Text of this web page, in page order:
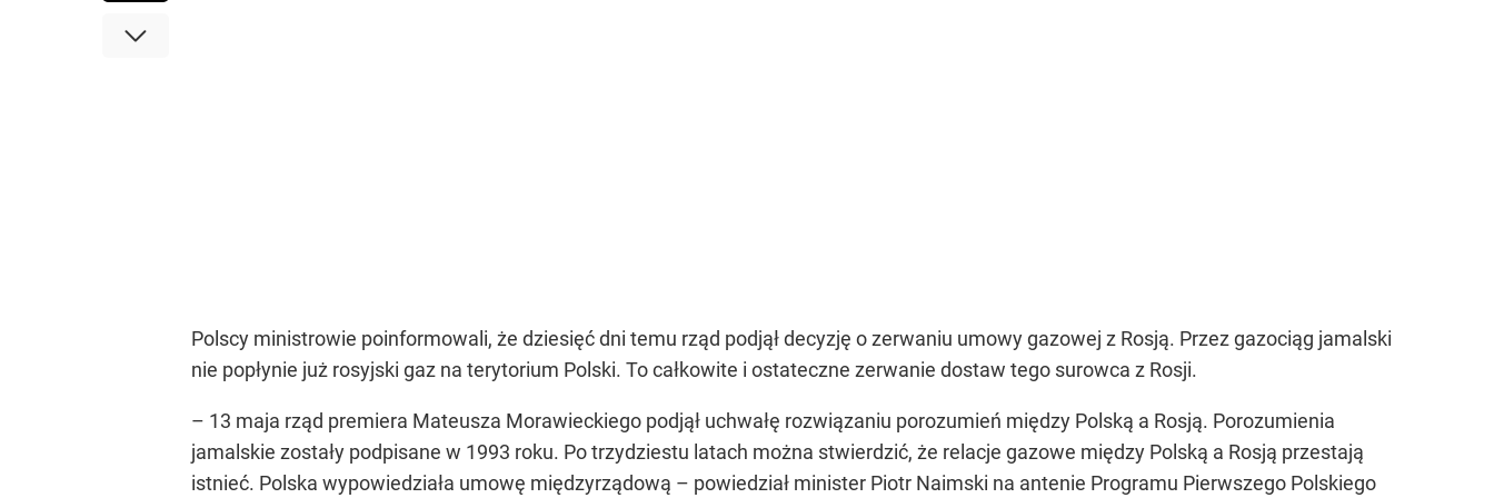
Polscy ministrowie poinformowali, że dziesięć dni temu rząd podjął decyzję o zerwaniu umowy gazowej z Rosją. Przez gazociąg jamalski
nie popłynie już rosyjski gaz na terytorium Polski. To całkowite i ostateczne zerwanie dostaw tego surowca z Rosji.
– 13 maja rząd premiera Mateusza Morawieckiego podjął uchwałę rozwiązaniu porozumień między Polską a Rosją. Porozumienia
jamalskie zostały podpisane w 1993 roku. Po trzydziestu latach można stwierdzić, że relacje gazowe między Polską a Rosją przestają
istnieć. Polska wypowiedziała umowę międzyrządową – powiedział minister Piotr Naimski na antenie Programu Pierwszego Polskiego